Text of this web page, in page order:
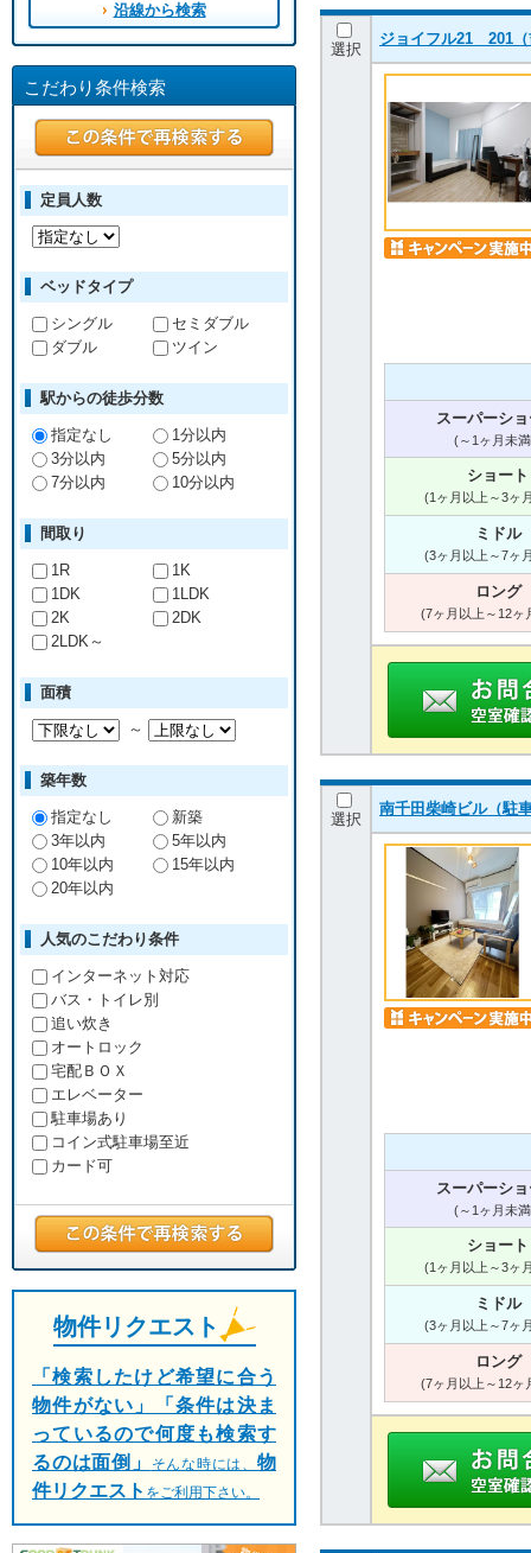
選択
ジョイフル21 201（
スーパーシ
(～1ヶ月未
ショート
(1ヶ月以上～3ヶ
ミドル
(3ヶ月以上～7ヶ
ロング
(7ヶ月以上～12ヶ
選択
南千田柴崎ビル（駐
スーパーシ
(～1ヶ月未
ショート
(1ヶ月以上～3ヶ
ミドル
(3ヶ月以上～7ヶ
ロング
(7ヶ月以上～12ヶ
沿線から検索
こだわり条件検索
定員人数
ベッドタイプ
シングル
セミダブル
ダブル
ツイン
駅からの徒歩分数
指定なし
1分以内
3分以内
5分以内
7分以内
10分以内
間取り
1R
1K
1DK
1LDK
2K
2DK
2LDK～
面積
～
築年数
指定なし
新築
3年以内
5年以内
10年以内
15年以内
20年以内
人気のこだわり条件
インターネット対応
バス・トイレ別
追い炊き
オートロック
宅配ＢＯＸ
エレベーター
駐車場あり
コイン式駐車場至近
カード可
物件リクエスト
「検索したけど希望に合う
物件がない」「条件は決ま
っているので何度も検索す
るのは面倒」
そんな時には、物
件リクエスト をご利用下さい。